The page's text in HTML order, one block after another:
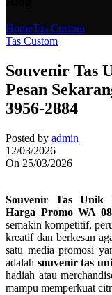
HomeTas Custom
Tas Custom
Souvenir Tas
Pesan
3956-2884
Posted by admin
12/03/2026
On 25/03/2026
Souvenir Tas Unik
Harga Promo WA
semakin kompetitif,
kreatif dan berkesan
satu media promosi
adalah souvenir tas
hadiah atau
mampu memperkuat